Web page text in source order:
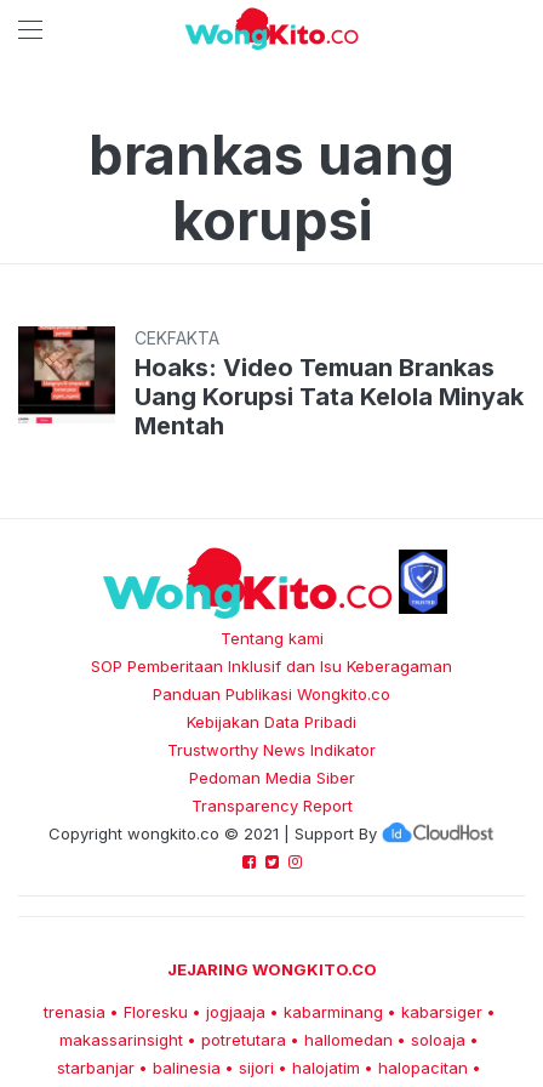
brankas uang
korupsi
CEKFAKTA
Hoaks: Video Temuan Brankas
Uang Korupsi Tata Kelola Minyak
Mentah
Tentang kami
SOP Pemberitaan Inklusif dan Isu Keberagaman
Panduan Publikasi Wongkito.co
Kebijakan Data Pribadi
Trustworthy News Indikator
Pedoman Media Siber
Transparency Report
Copyright wongkito.co © 2021 | Support By
JEJARING WONGKITO.CO
trenasia • Floresku • jogjaaja • kabarminang • kabarsiger •
makassarinsight • potretutara • hallomedan • soloaja •
starbanjar • balinesia • sijori • halojatim • halopacitan •